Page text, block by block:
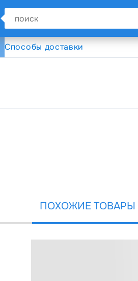
Способы доставки
ПОХОЖИЕ ТОВАРЫ